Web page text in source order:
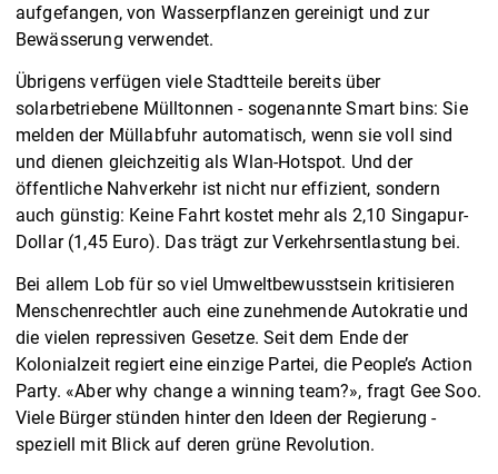
aufgefangen, von Wasserpflanzen gereinigt und zur
Bewässerung verwendet.
Übrigens verfügen viele Stadtteile bereits über
solarbetriebene Mülltonnen - sogenannte Smart bins: Sie
melden der Müllabfuhr automatisch, wenn sie voll sind
und dienen gleichzeitig als Wlan-Hotspot. Und der
öffentliche Nahverkehr ist nicht nur effizient, sondern
auch günstig: Keine Fahrt kostet mehr als 2,10 Singapur-
Dollar (1,45 Euro). Das trägt zur Verkehrsentlastung bei.
Bei allem Lob für so viel Umweltbewusstsein kritisieren
Menschenrechtler auch eine zunehmende Autokratie und
die vielen repressiven Gesetze. Seit dem Ende der
Kolonialzeit regiert eine einzige Partei, die People’s Action
Party. «Aber why change a winning team?», fragt Gee Soo.
Viele Bürger stünden hinter den Ideen der Regierung -
speziell mit Blick auf deren grüne Revolution.